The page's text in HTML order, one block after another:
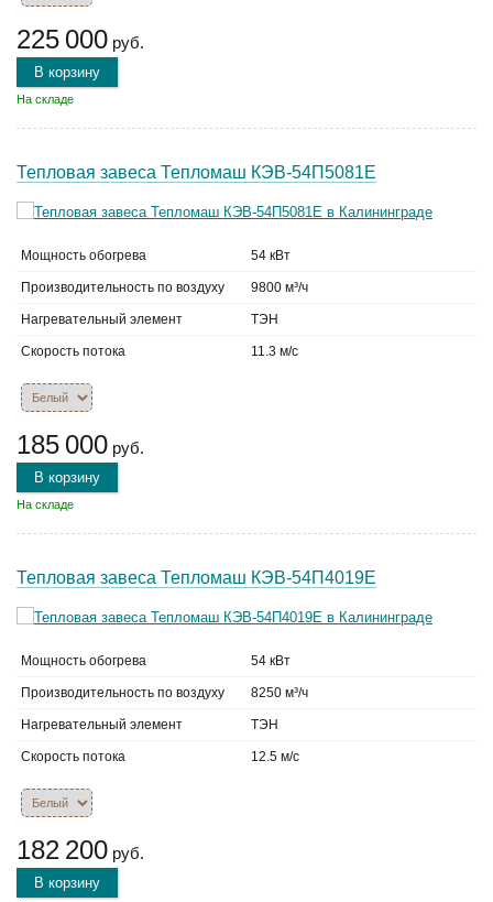
225 000 руб.
В корзину
На складе
Тепловая завеса Тепломаш КЭВ-54П5081Е
Мощность обогрева 54 кВт
Производительность по воздуху 9800 м³/ч
Нагревательный элемент ТЭН
Скорость потока 11.3 м/с
185 000 руб.
В корзину
На складе
Тепловая завеса Тепломаш КЭВ-54П4019Е
Мощность обогрева 54 кВт
Производительность по воздуху 8250 м³/ч
Нагревательный элемент ТЭН
Скорость потока 12.5 м/с
182 200 руб.
В корзину